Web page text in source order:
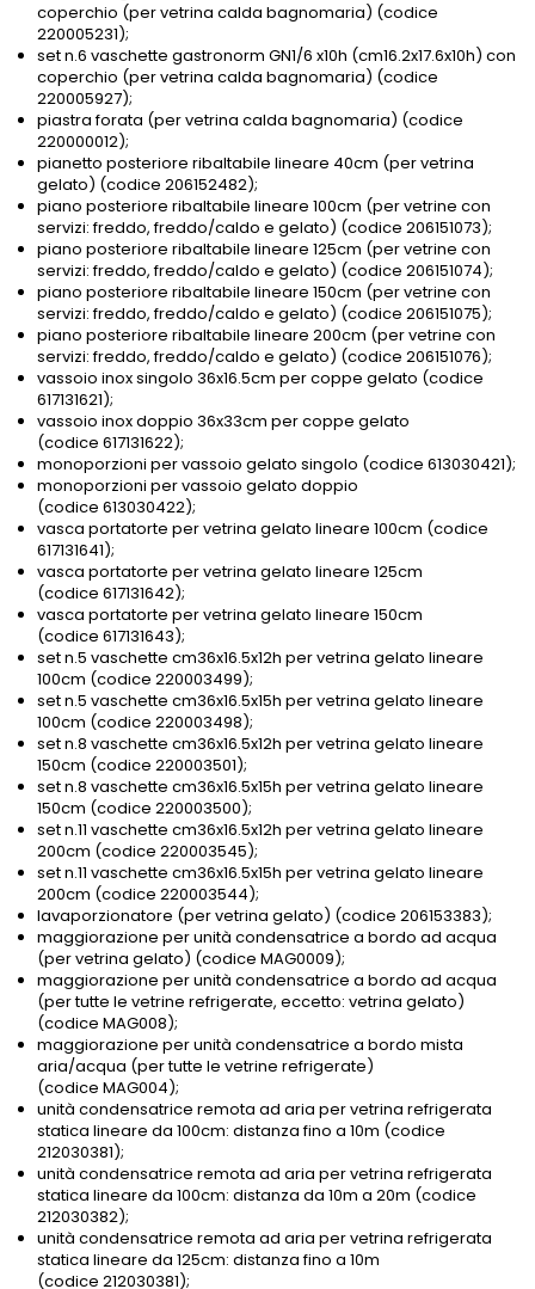
coperchio (per vetrina calda bagnomaria) (codice
220005231);
set n.6 vaschette gastronorm GN1/6 x10h (cm16.2x17.6x10h) con
coperchio (per vetrina calda bagnomaria) (codice
220005927);
piastra forata (per vetrina calda bagnomaria) (codice
220000012);
pianetto posteriore ribaltabile lineare 40cm (per vetrina
gelato) (codice 206152482);
piano posteriore ribaltabile lineare 100cm (per vetrine con
servizi: freddo, freddo/caldo e gelato) (codice 206151073);
piano posteriore ribaltabile lineare 125cm (per vetrine con
servizi: freddo, freddo/caldo e gelato) (codice 206151074);
piano posteriore ribaltabile lineare 150cm (per vetrine con
servizi: freddo, freddo/caldo e gelato) (codice 206151075);
piano posteriore ribaltabile lineare 200cm (per vetrine con
servizi: freddo, freddo/caldo e gelato) (codice 206151076);
vassoio inox singolo 36x16.5cm per coppe gelato (codice
617131621);
vassoio inox doppio 36x33cm per coppe gelato
(codice 617131622);
monoporzioni per vassoio gelato singolo (codice 613030421);
monoporzioni per vassoio gelato doppio
(codice 613030422);
vasca portatorte per vetrina gelato lineare 100cm (codice
617131641);
vasca portatorte per vetrina gelato lineare 125cm
(codice 617131642);
vasca portatorte per vetrina gelato lineare 150cm
(codice 617131643);
set n.5 vaschette cm36x16.5x12h per vetrina gelato lineare
100cm (codice 220003499);
set n.5 vaschette cm36x16.5x15h per vetrina gelato lineare
100cm (codice 220003498);
set n.8 vaschette cm36x16.5x12h per vetrina gelato lineare
150cm (codice 220003501);
set n.8 vaschette cm36x16.5x15h per vetrina gelato lineare
150cm (codice 220003500);
set n.11 vaschette cm36x16.5x12h per vetrina gelato lineare
200cm (codice 220003545);
set n.11 vaschette cm36x16.5x15h per vetrina gelato lineare
200cm (codice 220003544);
lavaporzionatore (per vetrina gelato) (codice 206153383);
maggiorazione per unità condensatrice a bordo ad acqua
(per vetrina gelato) (codice MAG0009);
maggiorazione per unità condensatrice a bordo ad acqua
(per tutte le vetrine refrigerate, eccetto: vetrina gelato)
(codice MAG008);
maggiorazione per unità condensatrice a bordo mista
aria/acqua (per tutte le vetrine refrigerate)
(codice MAG004);
unità condensatrice remota ad aria per vetrina refrigerata
statica lineare da 100cm: distanza fino a 10m (codice
212030381);
unità condensatrice remota ad aria per vetrina refrigerata
statica lineare da 100cm: distanza da 10m a 20m (codice
212030382);
unità condensatrice remota ad aria per vetrina refrigerata
statica lineare da 125cm: distanza fino a 10m
(codice 212030381);